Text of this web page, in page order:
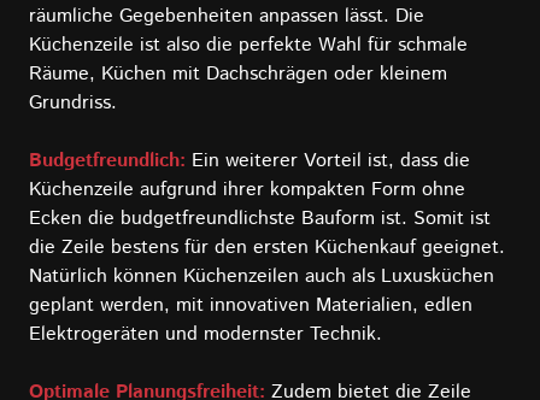
räumliche Gegebenheiten anpassen lässt. Die
Küchenzeile ist also die perfekte Wahl für schmale
Räume, Küchen mit Dachschrägen oder kleinem
Grundriss.
Budgetfreundlich: Ein weiterer Vorteil ist, dass die
Küchenzeile aufgrund ihrer kompakten Form ohne
Ecken die budgetfreundlichste Bauform ist. Somit ist
die Zeile bestens für den ersten Küchenkauf geeignet.
Natürlich können Küchenzeilen auch als Luxusküchen
geplant werden, mit innovativen Materialien, edlen
Elektrogeräten und modernster Technik.
Optimale Planungsfreiheit: Zudem bietet die Zeile